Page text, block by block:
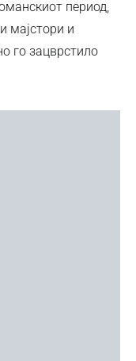
период,
мајстори и
го зацврстило